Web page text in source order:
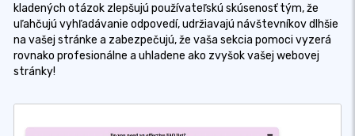
kladených otázok zlepšujú používateľskú skúsenosť tým, že
uľahčujú vyhľadávanie odpovedí, udržiavajú návštevníkov dlhšie
na vašej stránke a zabezpečujú, že vaša sekcia pomoci vyzerá
rovnako profesionálne a uhladene ako zvyšok vašej webovej
stránky!